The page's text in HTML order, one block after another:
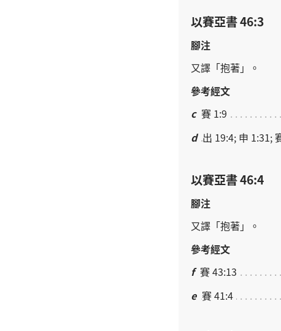
以賽亞書 46:3
腳注
又譯 「抱著」。
參考經文
c 賽 1:9
d 出 19:4; 申 1:31;
以賽亞書 46:4
腳注
又譯 「抱著」。
參考經文
f 賽 43:13
e 賽 41:4